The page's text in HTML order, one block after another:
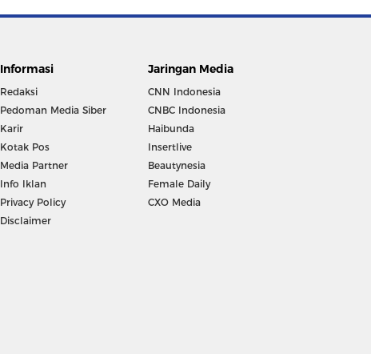
Informasi
Redaksi
Pedoman Media Siber
Karir
Kotak Pos
Media Partner
Info Iklan
Privacy Policy
Disclaimer
Jaringan Media
CNN Indonesia
CNBC Indonesia
Haibunda
Insertlive
Beautynesia
Female Daily
CXO Media